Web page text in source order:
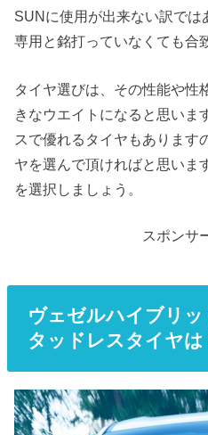
SUNに使用が出来ない訳で
専用と銘打っていなくても合
タイヤ選びは、その性能や性
きなウエイトになると思いま
スで優れるタイヤもあります
ヤを選んで頂ければと思いま
を選択しましょう。
スポンサ
ヴェゼルハイブリ
タッドレスタイヤは